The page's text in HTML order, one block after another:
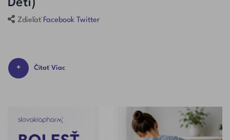
Detí)
Zdieľať Facebook Twitter
Čítať Viac